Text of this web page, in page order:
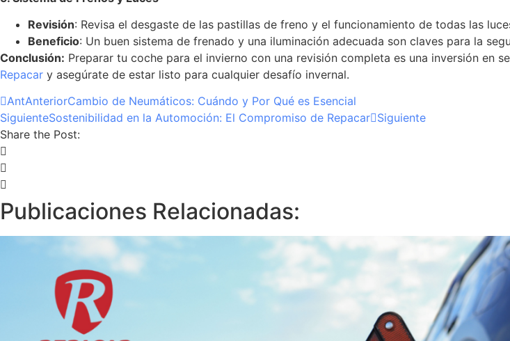
Revisión: Revisa el desgaste de las pastillas de freno y el funcionamiento de todas las
Beneficio: Un buen sistema de frenado y una iluminación adecuada son claves para la
Conclusión: Preparar tu coche para el invierno con una revisión completa es una inversión en
Repacar y asegúrate de estar listo para cualquier desafío invernal.
AntAnteriorCambio de Neumáticos: Cuándo y Por Qué es Esencial
SiguienteSostenibilidad en la Automoción: El Compromiso de Repacar Siguiente
Share the Post:
Publicaciones Relacionadas: